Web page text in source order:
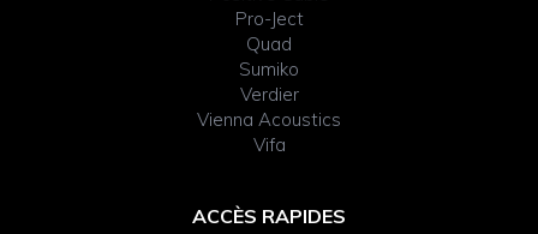
Pro-Ject
Quad
Sumiko
Verdier
Vienna Acoustics
Vifa
ACCÈS RAPIDES